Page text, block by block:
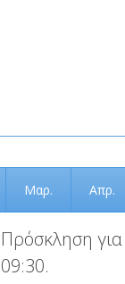
Μαρ. Απρ.
Πρόσκληση
09:30.